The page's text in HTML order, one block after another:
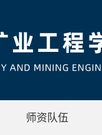
师资队伍